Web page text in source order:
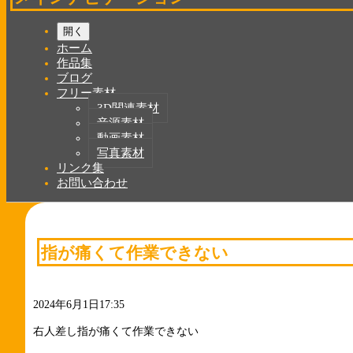
開く
ホーム
作品集
ブログ
フリー素材
3D関連素材
音源素材
動画素材
写真素材
リンク集
お問い合わせ
指が痛くて作業できない
2024年6月1日17:35
右人差し指が痛くて作業できない